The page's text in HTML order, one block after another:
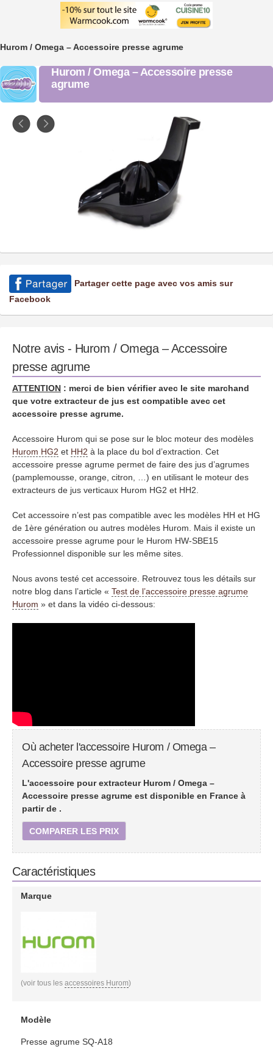
Hurom / Omega – Accessoire presse agrume
Hurom / Omega – Accessoire presse
agrume
Partager cette page avec vos amis sur
Facebook
Notre avis - Hurom / Omega – Accessoire
presse agrume
ATTENTION : merci de bien vérifier avec le site marchand
que votre extracteur de jus est compatible avec cet
accessoire presse agrume.
Accessoire Hurom qui se pose sur le bloc moteur des modèles
Hurom HG2 et HH2 à la place du bol d’extraction. Cet
accessoire presse agrume permet de faire des jus d’agrumes
(pamplemousse, orange, citron, …) en utilisant le moteur des
extracteurs de jus verticaux Hurom HG2 et HH2.
Cet accessoire n’est pas compatible avec les modèles HH et HG
de 1ère génération ou autres modèles Hurom. Mais il existe un
accessoire presse agrume pour le Hurom HW-SBE15
Professionnel disponible sur les même sites.
Nous avons testé cet accessoire. Retrouvez tous les détails sur
notre blog dans l’article « Test de l’accessoire presse agrume
Hurom » et dans la vidéo ci-dessous:
Où acheter l'accessoire Hurom / Omega –
Accessoire presse agrume
L'accessoire pour extracteur Hurom / Omega –
Accessoire presse agrume est disponible en France à
partir de .
COMPARER LES PRIX
Caractéristiques
Marque
(voir tous les accessoires Hurom)
Modèle
Presse agrume SQ-A18